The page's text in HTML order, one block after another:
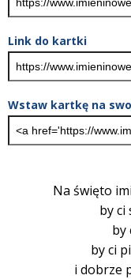
Link do kartki
Wstaw kartkę na
Na święto
by ci
by
by ci
i dobrze